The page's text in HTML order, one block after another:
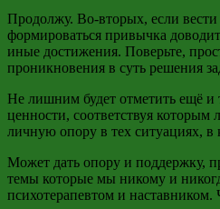
Продолжу. Во-вторых, если вести
формироваться привычка
иные достижения. Поверьте,
проникновения в суть решения
Не лишним будет отметить ещё и
ценности, соответствуя
личную опору в тех ситуациях,
Может дать опору и поддержку,
темы которые мы никому и
психотерапевтом и наставником.